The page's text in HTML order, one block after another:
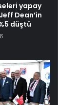
yapay
Dean’in
düştü